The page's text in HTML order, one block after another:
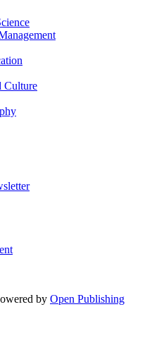
Culture
by Open Publishing